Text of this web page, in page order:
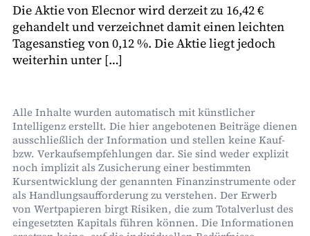
Die Aktie von Elecnor wird derzeit zu 16,42 €
gehandelt und verzeichnet damit einen leichten
Tagesanstieg von 0,12 %. Die Aktie liegt jedoch
weiterhin unter […]
Alle Inhalte wurden automatisch mit künstlicher
Intelligenz erstellt. Die hier angebotenen Beiträge dienen
ausschließlich der Information und stellen keine Kauf-
bzw. Verkaufsempfehlungen dar. Sie sind weder explizit
noch implizit als Zusicherung einer bestimmten
Kursentwicklung der genannten Finanzinstrumente oder
als Handlungsaufforderung zu verstehen. Der Erwerb
von Wertpapieren birgt Risiken, die zum Totalverlust des
eingesetzten Kapitals führen können. Die Informationen